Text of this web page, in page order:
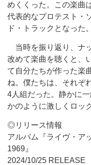
めくくった。この楽曲
代表的なプロテスト・
ド・トラックとなった。
当時を振り返り、ナ
改めて楽曲を聴くと、
て自分たちが作った楽
ね。僕たちは、それぞ
4人組だった。静かに
かのように激しくロッ
◎リリース情報
アルバム『ライヴ・ア
1969』
2024/10/25 RELEASE